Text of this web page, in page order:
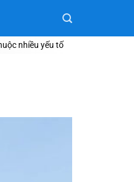
nhiều yếu tố